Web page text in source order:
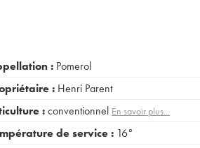
: Pomerol
: Henri Parent
:conventionnel En savoir plus...
de service : 16°